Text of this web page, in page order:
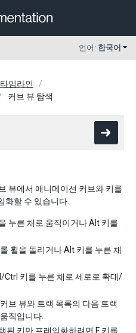
언어: 한국어
타임라인
커브 뷰 탐색
뷰에서 애니메이션 커브와 키를
화할 수 있습니다.
누른 채로 움직이거나 Alt 키를
휠을 돌리거나 Alt 키를 누른 채
키를 누른 채로 세로로 확대/
브 뷰와 트랙 목록의 다음 트랙
직입니다.
된 키만 프레임화하려면 F 키를